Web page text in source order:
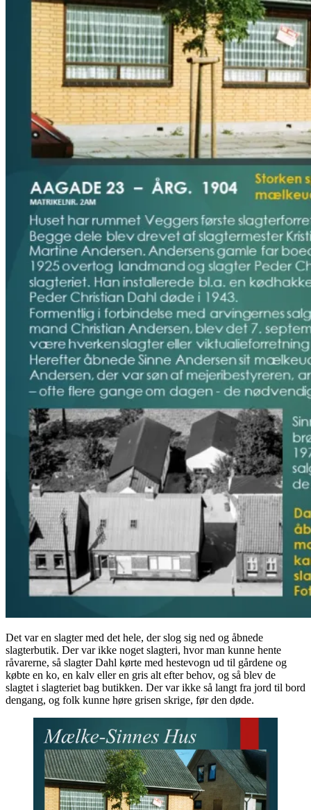
Det var en slagter med det hele, der slog sig ned og åbnede
slagterbutik. Der var ikke noget slagteri, hvor man kunne hente
råvarerne, så slagter Dahl kørte med hestevogn ud til gårdene og
købte en ko, en kalv eller en gris alt efter behov, og så blev de
slagtet i slagteriet bag butikken. Der var ikke så langt fra jord til bord
dengang, og folk kunne høre grisen skrige, før den døde.